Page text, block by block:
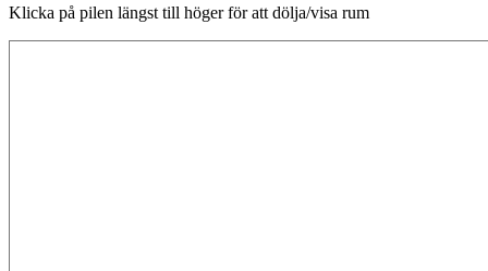
Klicka på pilen längst till höger för att dölja/visa rum